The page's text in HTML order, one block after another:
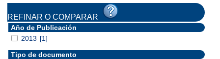
REFINAR O COMPARAR
Año de Publicación
2013 [1]
Tipo de documento